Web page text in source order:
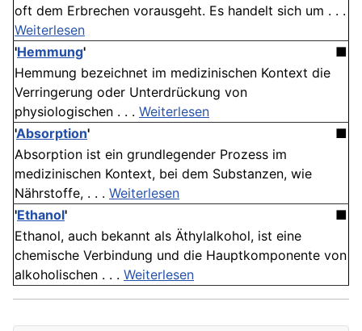
oft dem Erbrechen vorausgeht. Es handelt sich um . . .
Weiterlesen
'Hemmung'
■
Hemmung bezeichnet im medizinischen Kontext die
Verringerung oder Unterdrückung von
physiologischen . . . Weiterlesen
'Absorption'
■
Absorption ist ein grundlegender Prozess im
medizinischen Kontext, bei dem Substanzen, wie
Nährstoffe, . . . Weiterlesen
'Ethanol'
■
Ethanol, auch bekannt als Äthylalkohol, ist eine
chemische Verbindung und die Hauptkomponente von
alkoholischen . . . Weiterlesen